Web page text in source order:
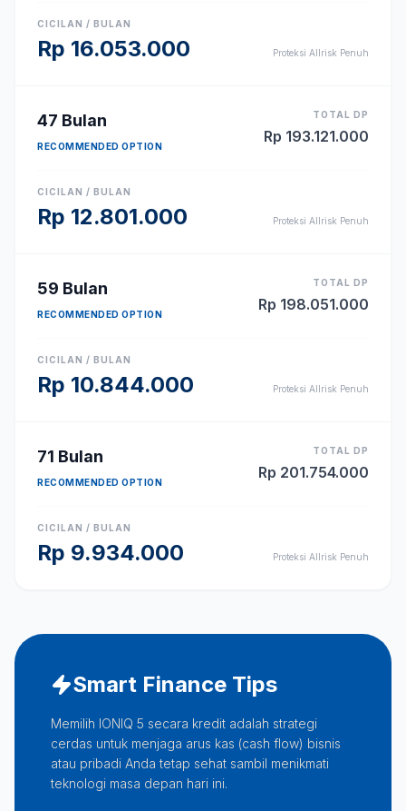
CICILAN / BULAN
Rp 16.053.000 Proteksi Allrisk Penuh
47 Bulan
RECOMMENDED OPTION
TOTAL DP
Rp 193.121.000
CICILAN / BULAN
Rp 12.801.000 Proteksi Allrisk Penuh
59 Bulan
RECOMMENDED OPTION
TOTAL DP
Rp 198.051.000
CICILAN / BULAN
Rp 10.844.000 Proteksi Allrisk Penuh
71 Bulan
RECOMMENDED OPTION
TOTAL DP
Rp 201.754.000
CICILAN / BULAN
Rp 9.934.000 Proteksi Allrisk Penuh
Smart Finance Tips
Memilih IONIQ 5 secara kredit adalah strategi
cerdas untuk menjaga arus kas (cash flow) bisnis
atau pribadi Anda tetap sehat sambil menikmati
teknologi masa depan hari ini.